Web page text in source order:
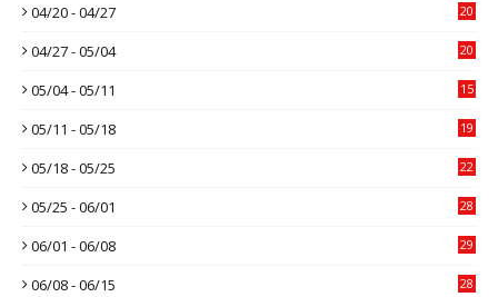
04/20 - 04/27 20
04/27 - 05/04 20
05/04 - 05/11 15
05/11 - 05/18 19
05/18 - 05/25 22
05/25 - 06/01 28
06/01 - 06/08 29
06/08 - 06/15 28